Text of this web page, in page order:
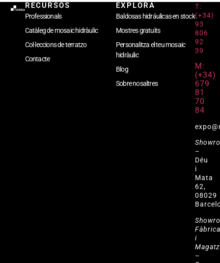
RECURSOS
Professionals
Catàleg de mosaic hidràulic
Col·leccions de terratzo
Contacte
EXPLORA
Baldosas hidráulicas en stock
Mostres gratuïts
Personalitza el teu mosaic
hidràulic
Blog
Sobre nosaltres
T:
(+34)
93
806
92
39
M:
(+34)
679
81
70
84
–
Déu
i
Mata
62,
08029
i
–